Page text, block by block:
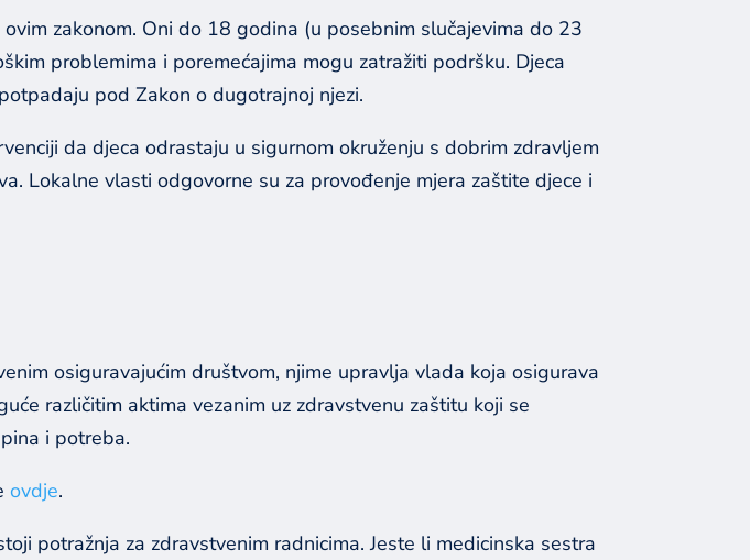
zakonom. Oni do 18 godina (u posebnim slučajevima do 23
problemima i poremećajima mogu zatražiti podršku. Djeca
pod Zakon o dugotrajnoj njezi.
da djeca odrastaju u sigurnom okruženju s dobrim zdravljem
Lokalne vlasti odgovorne su za provođenje mjera zaštite djece i
osiguravajućim društvom, njime upravlja vlada koja osigurava
različitim aktima vezanim uz zdravstvenu zaštitu koji se
i potreba.
ovdje.
potražnja za zdravstvenim radnicima. Jeste li medicinska sestra